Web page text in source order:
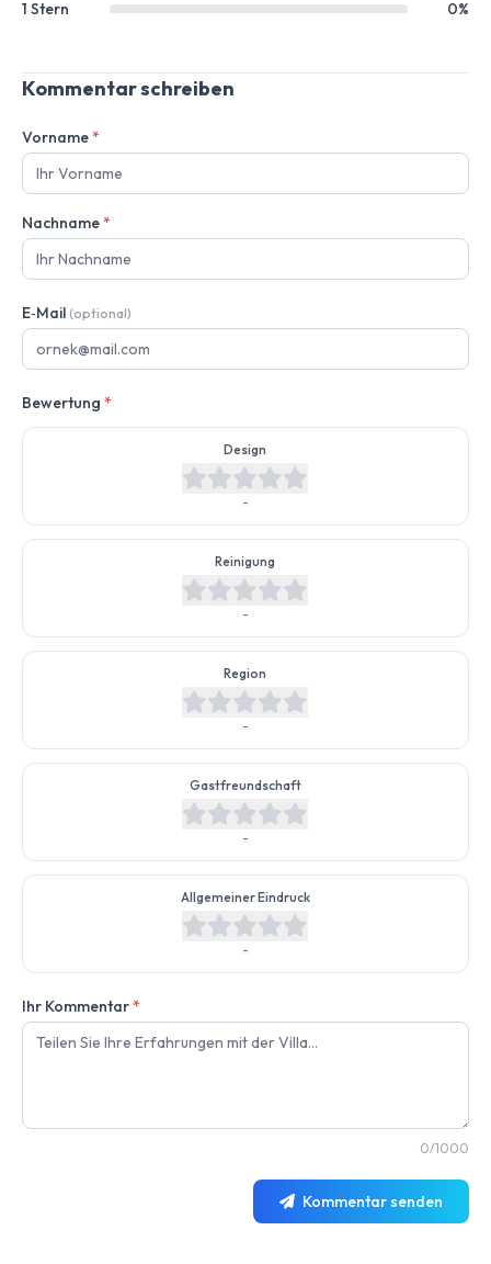
1 Stern
0%
Kommentar schreiben
Vorname*
Nachname*
E‑Mail (optional)
Bewertung *
Design
-
Reinigung
-
Region
-
Gastfreundschaft
-
Allgemeiner Eindruck
-
Ihr Kommentar*
0/1000
Kommentar senden